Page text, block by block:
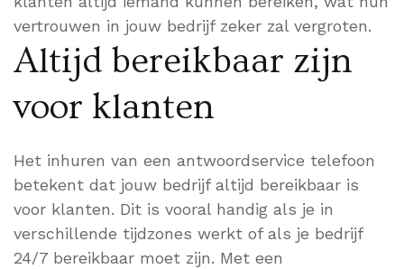
vertrouwen in jouw bedrijf zeker zal vergroten.
Altijd bereikbaar zijn
voor klanten
Het inhuren van een antwoordservice telefoon
betekent dat jouw bedrijf altijd bereikbaar is
voor klanten. Dit is vooral handig als je in
verschillende tijdzones werkt of als je bedrijf
24/7 bereikbaar moet zijn. Met een